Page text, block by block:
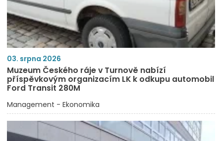
03. srpna 2026
Muzeum Českého ráje v Turnově nabízí
příspěvkovým organizacím LK k odkupu automobil
Ford Transit 280M
Management - Ekonomika